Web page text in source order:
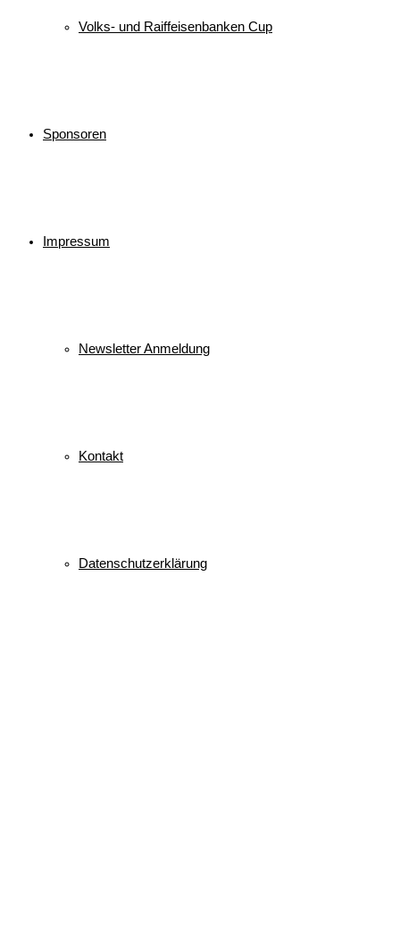
Volks- und Raiffeisenbanken Cup
Sponsoren
Impressum
Newsletter Anmeldung
Kontakt
Datenschutzerklärung